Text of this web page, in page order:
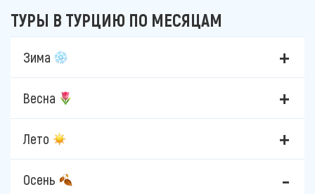
ТУРЫ В ТУРЦИЮ ПО МЕСЯЦАМ
Зима
Весна
Лето
Осень